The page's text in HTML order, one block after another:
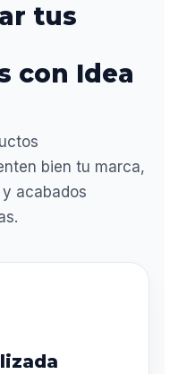
tus
con Idea
bien tu marca,
acabados